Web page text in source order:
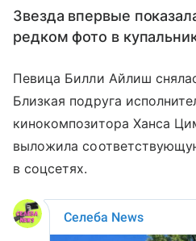
Звезда впервые
редком фото в
Певица Билли Айлиш
Близкая подруга
кинокомпозитора Ханса
выложила
в соцсетях.